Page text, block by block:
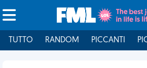
TUTTO RANDOM PICCANTI